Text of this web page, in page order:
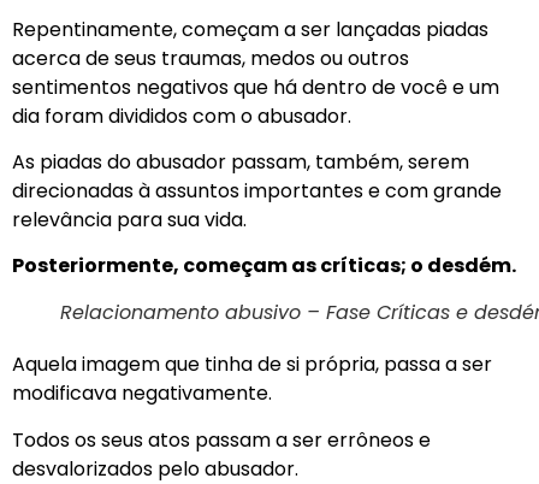
Repentinamente, começam a ser lançadas piadas
acerca de seus traumas, medos ou outros
sentimentos negativos que há dentro de você e um
dia foram divididos com o abusador.
As piadas do abusador passam, também, serem
direcionadas à assuntos importantes e com grande
relevância para sua vida.
Posteriormente, começam as críticas; o desdém.
Relacionamento abusivo – Fase Críticas e
Aquela imagem que tinha de si própria, passa a ser
modificava negativamente.
Todos os seus atos passam a ser errôneos e
desvalorizados pelo abusador.